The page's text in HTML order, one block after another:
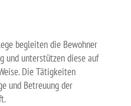
begleiten die Bewohner
und unterstützen diese auf
Die Tätigkeiten
und Betreuung der